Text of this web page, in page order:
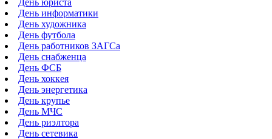
День юриста
День информатики
День художника
День футбола
День работников ЗАГСа
День снабженца
День ФСБ
День хоккея
День энергетика
День крупье
День МЧС
День риэлтора
День сетевика